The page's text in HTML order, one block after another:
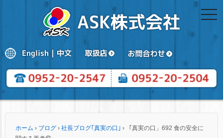
ホーム › ブログ › 社長ブログ｢真実の口｣ ›
「真実の口」692 食の安全に